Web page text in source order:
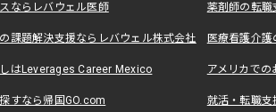
ならレバウェル医師 薬剤師の転
課題解決支援ならレバウェル株式会社 医療看護介
はLeverages Career Mexico アメリカで
すなら帰国GO.com 就活・転職